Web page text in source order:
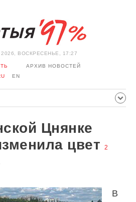
2026, ВОСКРЕСЕНЬЕ, 17:27
АРХИВ НОВОСТЕЙ
EN
КУЛЬТУРА ИСТОРИЯ
ТЕХНОЛОГИИ ЗДОРОВЬЕ
БЛОКИРОВКИ И СОЛИДАРНОСТЬ
Цнянке
цвет
2
В